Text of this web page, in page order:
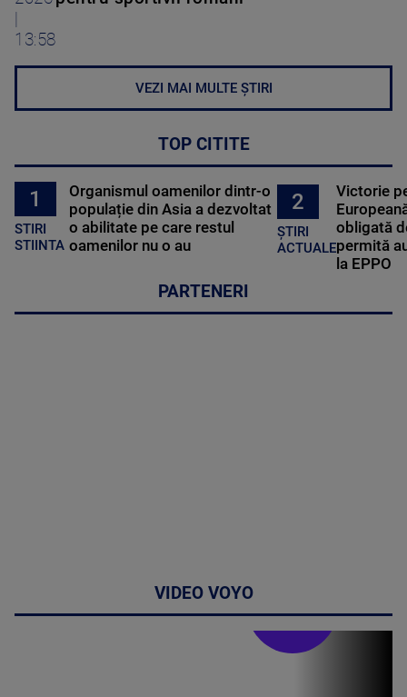
13:58
VEZI MAI MULTE ȘTIRI
TOP CITITE
1
STIRI
STIINTA
Organismul oamenilor dintr-o
populație din Asia a dezvoltat
o abilitate pe care restul
oamenilor nu o au
2
ȘTIRI
ACTUALE
Victorie
obligată
permită
la EPPO
PARTENERI
VIDEO VOYO